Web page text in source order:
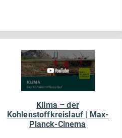
Klima – der
Kohlenstoffkreislauf | Max-
Planck-Cinema